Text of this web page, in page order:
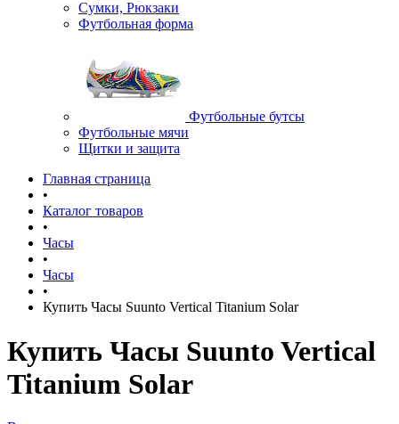
Сумки, Рюкзаки
Футбольная форма
Футбольные бутсы
Футбольные мячи
Щитки и защита
Главная страница
•
Каталог товаров
•
Часы
•
Часы
•
Купить Часы Suunto Vertical Titanium Solar
Купить Часы Suunto Vertical
Titanium Solar